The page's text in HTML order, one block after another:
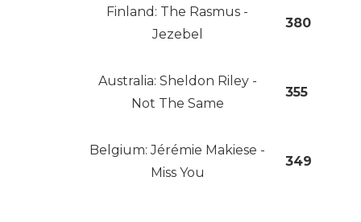
Finland: The Rasmus -
Jezebel
380
Australia: Sheldon Riley -
Not The Same
355
Belgium: Jérémie Makiese -
Miss You
349